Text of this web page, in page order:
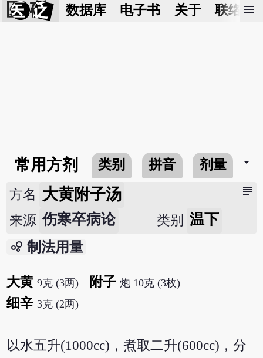
医 砭 数据库 电子书 关于 联络我
menu
常用方剂 类别 拼音 剂量 arrow_drop_down
subject
方名 大黄附子汤
来源 伤寒卒病论 类别 温下
bubble_chart 制法用量
大黄 9克 (3两) 附子 炮 10克 (3枚)
细辛 3克 (2两)
以水五升(1000cc)，煮取二升(600cc)，分